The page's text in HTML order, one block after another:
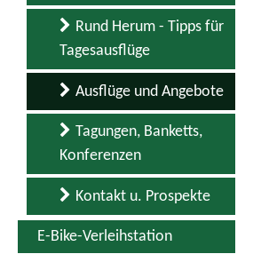
Rund Herum - Tipps für
Tagesausflüge
Ausflüge und Angebote
Tagungen, Banketts,
Konferenzen
Kontakt u. Prospekte
E-Bike-Verleihstation